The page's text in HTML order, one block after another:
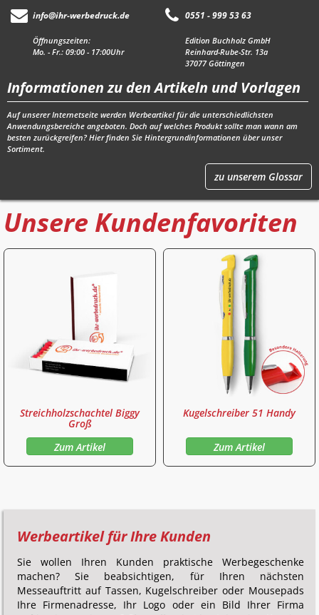
info@ihr-werbedruck.de
Öffnungszeiten:
Mo. - Fr.: 09:00 - 17:00Uhr
0551 - 999 53 63
Edition Buchholz GmbH
Reinhard-Rube-Str. 13a
37077 Göttingen
Informationen zu den Artikeln und Vorlagen
Auf unserer Internetseite werden Werbeartikel für die unterschiedlichsten
Anwendungsbereiche angeboten. Doch auf welches Produkt sollte man wann am
besten zurückgreifen?Hierfinden Sie Hintergrundinformationen über unser
Sortiment.
zu unserem Glossar
Unsere Kundenfavoriten
Streichholzschachtel Biggy
Groß
Zum Artikel
Kugelschreiber 51 Handy
Zum Artikel
Werbeartikel für Ihre Kunden
Sie wollen Ihren Kunden praktische Werbegeschenke
machen? Sie beabsichtigen, für Ihren nächsten
Messeauftritt auf Tassen, Kugelschreiber oder Mousepads
Ihre Firmenadresse, Ihr Logo oder ein Bild Ihrer Firma